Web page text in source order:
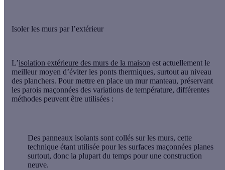
Isoler les murs par l’extérieur
L’isolation extérieure des murs de la maison est actuellement le
meilleur moyen d’éviter les ponts thermiques, surtout au niveau
des planchers. Pour mettre en place un mur manteau, préservant
les parois maçonnées des variations de température, différentes
méthodes peuvent être utilisées :
Des panneaux isolants sont collés sur les murs, cette
technique étant utilisée pour les surfaces maçonnées planes
surtout, donc la plupart du temps pour une construction
neuve.